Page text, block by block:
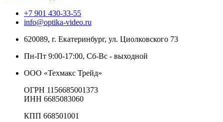
+7 901 430-33-55
info@optika-video.ru
620089, г. Екатеринбург, ул. Циолковского 73
Пн-Пт 9:00-17:00, Сб-Вс - выходной
ООО «Техмакс Трейд»
ОГРН 1156685001373
ИНН 6685083060
КПП 668501001